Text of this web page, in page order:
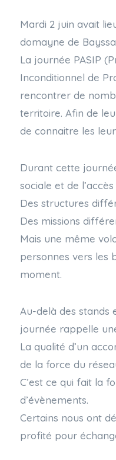
Mardi 2 juin avait
domayne de
La journée PASIP
Inconditionnel de
rencontrer de
territoire. Afin de
de connaitre les
Durant cette
sociale et de
Des structures
Des missions
Mais une même
personnes vers les
moment.
Au-delà des stands
journée rappelle
La qualité d’un
de la force du
C’est ce qui fait la
d’évènements.
Certains nous ont
profité pour